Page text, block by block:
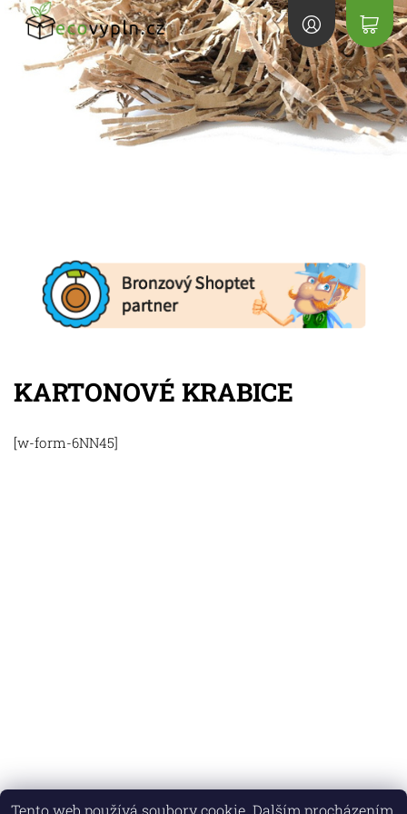
KARTONOVÉ KRABICE
[w-form-6NN45]
Tento web používá soubory cookie. Dalším procházením